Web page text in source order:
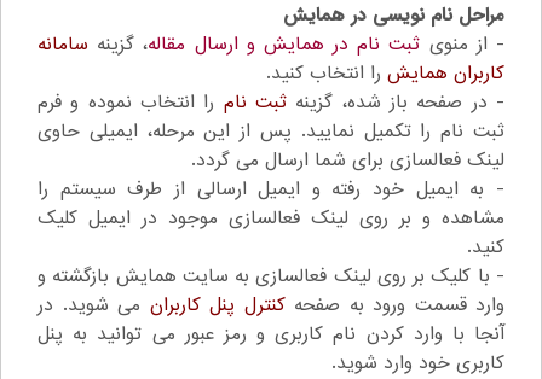
مراحل نام نویسی در همایش
- از منوی ثبت نام در همایش و ارسال مقاله، گزینه سامانه
کاربران همایش را انتخاب کنید.
- در صفحه باز شده، گزینه ثبت نام را انتخاب نموده و فرم
ثبت نام را تکمیل نمایید. پس از این مرحله، ایمیلی حاوی
لینک فعالسازی برای شما ارسال می گردد.
- به ایمیل خود رفته و ایمیل ارسالی از طرف سیستم را
مشاهده و بر روی لینک فعالسازی موجود در ایمیل کلیک
کنید.
- با کلیک بر روی لینک فعالسازی به سایت همایش بازگشته و
وارد قسمت ورود به صفحه کنترل پنل کاربران می شوید. در
آنجا با وارد کردن نام کاربری و رمز عبور می توانید به پنل
کاربری خود وارد شوید.